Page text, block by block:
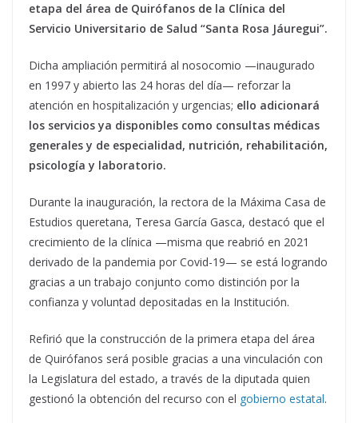
etapa del área de Quirófanos de la Clínica del
Servicio Universitario de Salud “Santa Rosa Jáuregui”.
Dicha ampliación permitirá al nosocomio —inaugurado
en 1997 y abierto las 24 horas del día— reforzar la
atención en hospitalización y urgencias; ello adicionará
los servicios ya disponibles como consultas médicas
generales y de especialidad, nutrición, rehabilitación,
psicología y laboratorio.
Durante la inauguración, la rectora de la Máxima Casa de
Estudios queretana, Teresa García Gasca, destacó que el
crecimiento de la clínica —misma que reabrió en 2021
derivado de la pandemia por Covid-19— se está logrando
gracias a un trabajo conjunto como distinción por la
confianza y voluntad depositadas en la Institución.
Refirió que la construcción de la primera etapa del área
de Quirófanos será posible gracias a una vinculación con
la Legislatura del estado, a través de la diputada quien
gestionó la obtención del recurso con el gobierno estatal.